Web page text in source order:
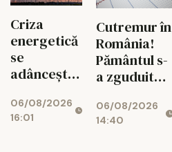
Criza
energetică
se
adâncește.
mari pot
rămâne
06/08/2026
16:01
Cutremur în
România!
Pământul s-
a zguduit
zona
seismică
06/08/2026
14:40